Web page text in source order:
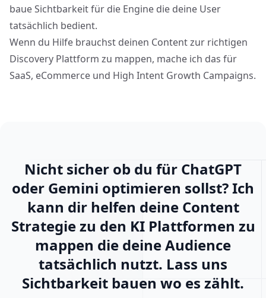
baue Sichtbarkeit für die Engine die deine User
tatsächlich bedient.
Wenn du Hilfe brauchst deinen Content zur richtigen
Discovery Plattform zu mappen, mache ich das für
SaaS, eCommerce und High Intent Growth Campaigns.
Nicht sicher ob du für ChatGPT
oder Gemini optimieren sollst? Ich
kann dir helfen deine Content
Strategie zu den KI Plattformen zu
mappen die deine Audience
tatsächlich nutzt. Lass uns
Sichtbarkeit bauen wo es zählt.